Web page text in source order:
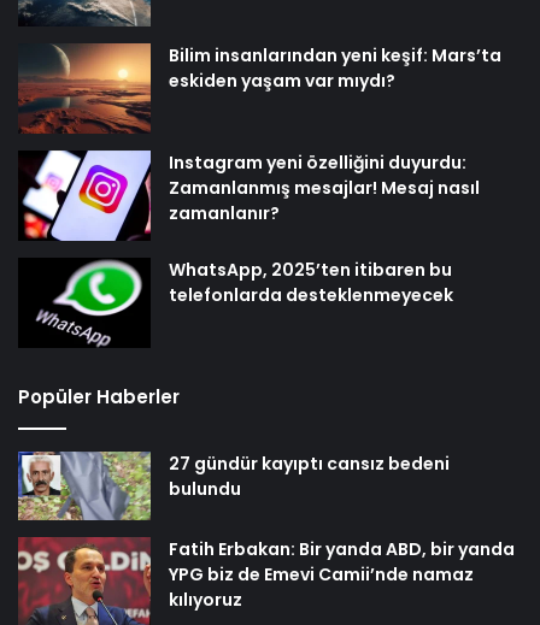
Bilim insanlarından yeni keşif: Mars’ta
eskiden yaşam var mıydı?
Instagram yeni özelliğini duyurdu:
Zamanlanmış mesajlar! Mesaj nasıl
zamanlanır?
WhatsApp, 2025’ten itibaren bu
telefonlarda desteklenmeyecek
Popüler Haberler
27 gündür kayıptı cansız bedeni
bulundu
Fatih Erbakan: Bir yanda ABD, bir yanda
YPG biz de Emevi Camii’nde namaz
kılıyoruz